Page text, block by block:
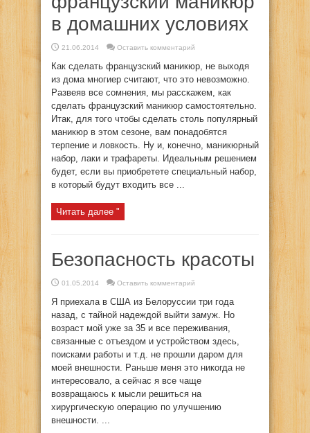
в домашних условиях
21.06.2014 Оставить комментарий
Как сделать французский маникюр, не выходя
из дома многиеp считают, что это невозможно.
Развеяв все сомнения, мы расскажем, как
сделать французский маникюр самостоятельно.
Итак, для того чтобы сделать столь популярный
маникюр в этом сезоне, вам понадобятся
терпение и ловкость. Ну и, конечно, маникюрный
набор, лаки и трафареты. Идеальным решением
будет, если вы приобретете специальный набор,
в который будут входить все ...
Читать далее "
Безопасность красоты
01.05.2014 Оставить комментарий
Я приехала в США из Белоруссии три года
назад, с тайной надеждой выйти замуж. Но
возраст мой уже за 35 и все переживания,
связанные с отъездом и устройством здесь,
поисками работы и т.д. не прошли даром для
моей внешности. Раньше меня это никогда не
интересовало, а сейчас я все чаще
возвращаюсь к мысли решиться на
хирургическую операцию по улучшению
внешности. ...